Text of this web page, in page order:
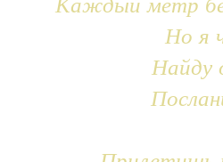
Но я
Найду